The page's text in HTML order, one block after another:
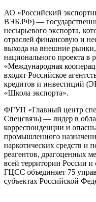
АО «Российский
ВЭБ.РФ) —
несырьевого экспорта,
отраслей финансовую и
выхода на внешние
национального проекта в
«Международная
входят Российское
кредитов и
«Школа экспорта».
ФГУП «Главный центр
Спецсвязь) — лидер в
корреспонденции и
промышленного
наркотических средств и
реагентов, драгоценных
всей территории России
ГЦСС объединяет 75
субъектах Российской